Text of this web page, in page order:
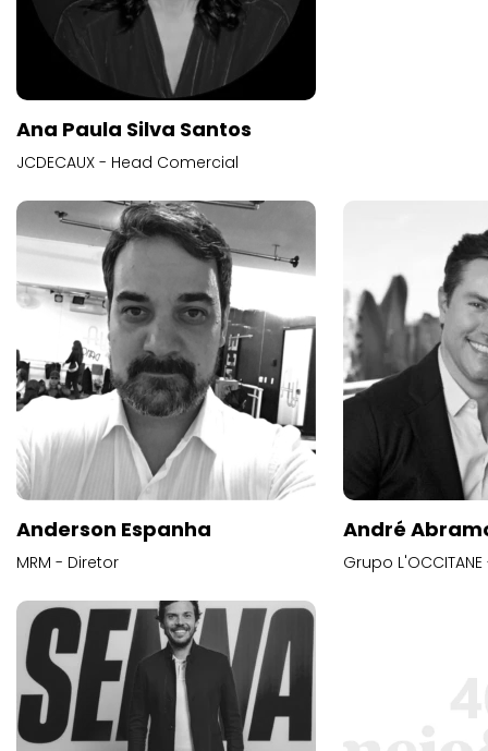
Ana Paula Silva Santos
JCDECAUX - Head Comercial
Anderson Espanha
MRM - Diretor
André
Grupo